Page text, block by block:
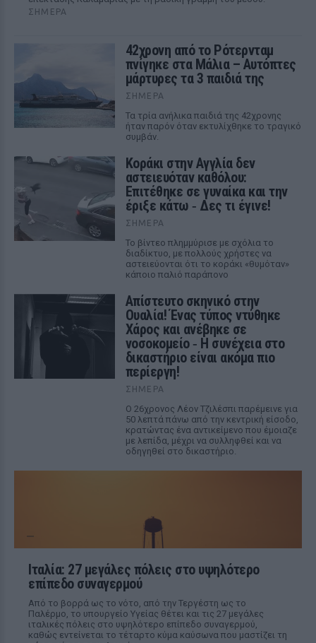
ΣΉΜΕΡΑ
42χρονη από το Ρότερνταμ
πνίγηκε στα Μάλια – Αυτόπτες
μάρτυρες τα 3 παιδιά της
ΣΉΜΕΡΑ
Τα τρία ανήλικα παιδιά της 42χρονης
ήταν παρόν όταν εκτυλίχθηκε το τραγικό
συμβάν.
Kοράκι στην Αγγλία δεν
αστειευόταν καθόλου:
Επιτέθηκε σε γυναίκα και την
έριξε κάτω ‑ Δες τι έγινε!
ΣΉΜΕΡΑ
Το βίντεο πλημμύρισε με σχόλια το
διαδίκτυο, με πολλούς χρήστες να
αστειεύονται ότι το κοράκι «θυμόταν»
κάποιο παλιό παράπονο
Απίστευτο σκηνικό στην
Ουαλία! Ένας τύπος ντύθηκε
Χάρος και ανέβηκε σε
νοσοκομείο ‑ H συνέχεια στο
δικαστήριο είναι ακόμα πιο
περίεργη!
ΣΉΜΕΡΑ
Ο 26χρονος Λέον Τζιλέσπι παρέμεινε για
50 λεπτά πάνω από την κεντρική είσοδο,
κρατώντας ένα αντικείμενο που έμοιαζε
με λεπίδα, μέχρι να συλληφθεί και να
οδηγηθεί στο δικαστήριο.
Ιταλία: 27 μεγάλες πόλεις στο υψηλότερο
επίπεδο συναγερμού
Από το βορρά ως το νότο, από την Τεργέστη ως το
Παλέρμο, το υπουργείο Υγείας θέτει και τις 27 μεγάλες
ιταλικές πόλεις στο υψηλότερο επίπεδο συναγερμού,
καθώς εντείνεται το τέταρτο κύμα καύσωνα που μαστίζει τη